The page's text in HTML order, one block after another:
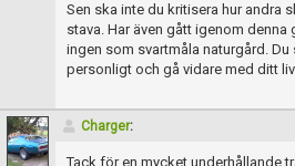
Sen ska inte du kritisera hur andra
stava. Har även gått igenom
ingen som svartmåla naturgård.
personligt och gå vidare med ditt
Charger:
Tack för en mycket underhållande